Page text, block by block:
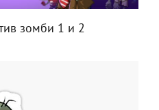
зомби 1 и 2